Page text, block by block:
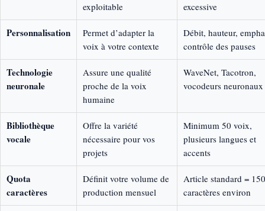
exploitable
excessive
Personnalisation
Permet d’adapter la
voix à votre contexte
Débit, hauteur,
contrôle des pauses
Technologie
neuronale
Assure une qualité
proche de la voix
humaine
WaveNet, Tacotron,
vocodeurs neuronaux
Bibliothèque
vocale
Offre la variété
nécessaire pour vos
projets
Minimum 50 voix,
plusieurs langues et
accents
Quota
caractères
Définit votre volume de
production mensuel
Article standard =
caractères environ